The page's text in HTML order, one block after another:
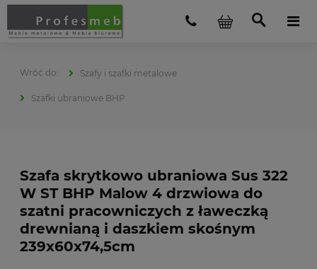
Szafy i szafki metalowe
Szafki ubraniowe BHP
Szafa skrytkowo ubraniowa Sus 322
W ST BHP Malow 4 drzwiowa do
szatni pracowniczych z ławeczką
drewnianą i daszkiem skośnym
239x60x74,5cm